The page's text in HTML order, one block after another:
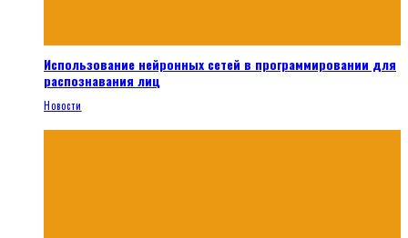
Использование нейронных сетей в программировании для
распознавания лиц
Новости